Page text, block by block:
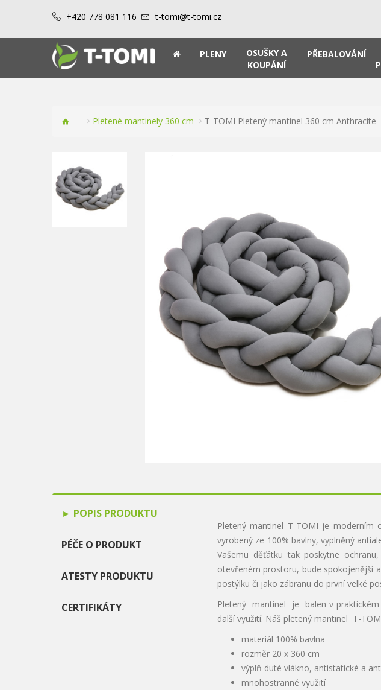
+420 778 081 116 t-tomi@t-tomi.cz
PLENY
OSUŠKY A
KOUPÁNÍ
PŘEBALOVÁNÍ
Pletené mantinely 360 cm T-TOMI Pletený mantinel 360 cm Anthracite
POPIS PRODUKTU
PÉČE O PRODUKT
ATESTY PRODUKTU
CERTIFIKÁTY
Pletený mantinel T-TOMI je
vyrobený ze 100% bavlny, vyplněný
Vašemu děťátku tak poskytne
otevřeném prostoru, bude spokojenější
postýlku či jako zábranu do první velké
Pletený mantinel je balen v
další využití. Náš pletený mantinel T-
materiál 100% bavlna
rozměr 20 x 360 cm
výplň duté vlákno, antistatické a
mnohostranné využití